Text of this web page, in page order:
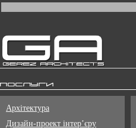
Послуги
Архітектура
Дизайн-проект інтер’єру